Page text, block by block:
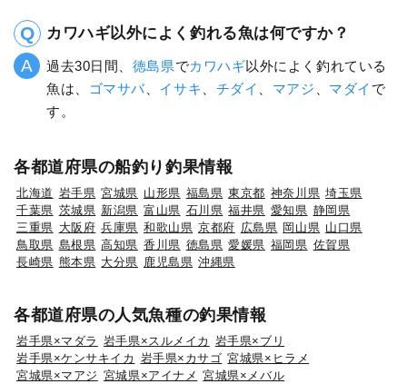
カワハギ以外によく釣れる魚は何ですか？
過去30日間、 徳島県でカワハギ以外によく釣れている
魚は、
ゴマサバ、 イサキ チダイ マアジ マダイ で
す。
各都道府県の船釣り釣果情報
北海道 岩手県 宮城県 山形県 福島県 東京都 神奈川県 埼玉県
千葉県 茨城県 新潟県 富山県 石川県 福井県 愛知県 静岡県
三重県 大阪府 兵庫県 和歌山県 京都府 広島県 岡山県 山口県
鳥取県 島根県 高知県 香川県 徳島県 愛媛県 福岡県 佐賀県
長崎県 熊本県 大分県 鹿児島県 沖縄県
各都道府県の人気魚種の釣果情報
岩手県×マダラ 岩手県×スルメイカ 岩手県×ブリ
岩手県×ケンサキイカ 岩手県×カサゴ 宮城県×ヒラメ
宮城県×マアジ 宮城県×アイナメ 宮城県×メバル